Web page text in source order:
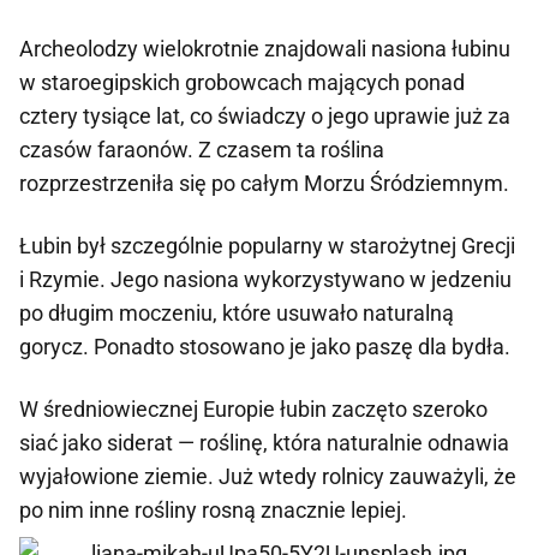
Archeolodzy wielokrotnie znajdowali nasiona łubinu
w staroegipskich grobowcach mających ponad
cztery tysiące lat, co świadczy o jego uprawie już za
czasów faraonów. Z czasem ta roślina
rozprzestrzeniła się po całym Morzu Śródziemnym.
Łubin był szczególnie popularny w starożytnej Grecji
i Rzymie. Jego nasiona wykorzystywano w jedzeniu
po długim moczeniu, które usuwało naturalną
gorycz. Ponadto stosowano je jako paszę dla bydła.
W średniowiecznej Europie łubin zaczęto szeroko
siać jako siderat — roślinę, która naturalnie odnawia
wyjałowione ziemie. Już wtedy rolnicy zauważyli, że
po nim inne rośliny rosną znacznie lepiej.